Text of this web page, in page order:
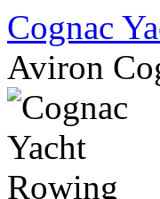
Cognac
Aviron